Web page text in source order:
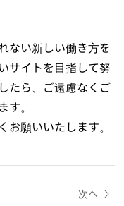
ない新しい働き方を
サイトを目指して努
たら、ご遠慮なくご
す。
お願いいたします。
次へ